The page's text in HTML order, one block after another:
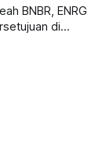
BNBR, ENRG
di